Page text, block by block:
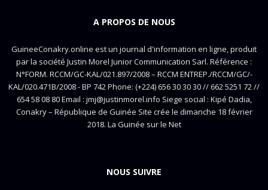
A PROPOS DE NOUS
GuineeConakry.online est un journal d'information en ligne, produit
par la société Justin Morel Junior Communication Sarl. Référence :
N°FORM. RCCM/GC-KAL/021.897/2008 – RCCM ENTREP./RCCM/GC/-
KAL/020.471B/2008 - BP 742 Phone: (+224) 656 30 30 30 // 662 5251 72 //
654 58 08 80 Email : jmj@justinmorel.info Siege social : Kipé Dadia,
Conakry – République de Guinée Site crée le dimanche 18 février
2018. La Guinée sur le Net
NOUS SUIVRE